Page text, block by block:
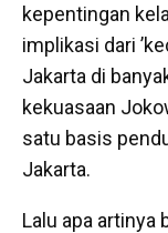
kepentingan
implikasi dari
Jakarta di
kekuasaan
satu basis
Jakarta.
Lalu apa artinya